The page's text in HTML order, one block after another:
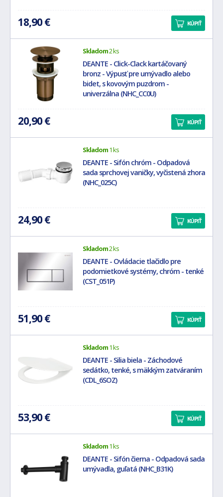
18,90 € KÚPIŤ
Skladom2 ks
DEANTE - Click-Clack kartáčovaný
bronz - Výpusť pre umývadlo alebo
bidet, s kovovým puzdrom -
univerzálna (NHC_CC0U)
20,90 € KÚPIŤ
Skladom1 ks
DEANTE - Sifón chróm - Odpadová
sada sprchovej vaničky, vyčistená zhora
(NHC_025C)
24,90 € KÚPIŤ
Skladom2 ks
DEANTE - Ovládacie tlačidlo pre
podomietkové systémy, chróm - tenké
(CST_051P)
51,90 € KÚPIŤ
Skladom1 ks
DEANTE - Silia biela - Záchodové
sedátko, tenké, s mäkkým zatváraním
(CDL_6SOZ)
53,90 € KÚPIŤ
Skladom1 ks
DEANTE - Sifón čierna - Odpadová sada
umývadla, guľatá (NHC_B31K)